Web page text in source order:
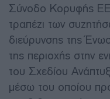
Σύνοδο Κορυφής
τραπέζι των
διεύρυνσης της
της περιοχής στην
του Σχεδίου
μέσω του οποίου